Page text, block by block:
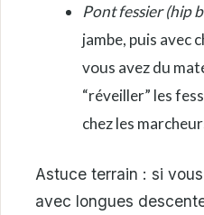
Pont fessier (hip
jambe, puis avec
vous avez du
“réveiller” les
chez les
Astuce terrain : si
avec longues